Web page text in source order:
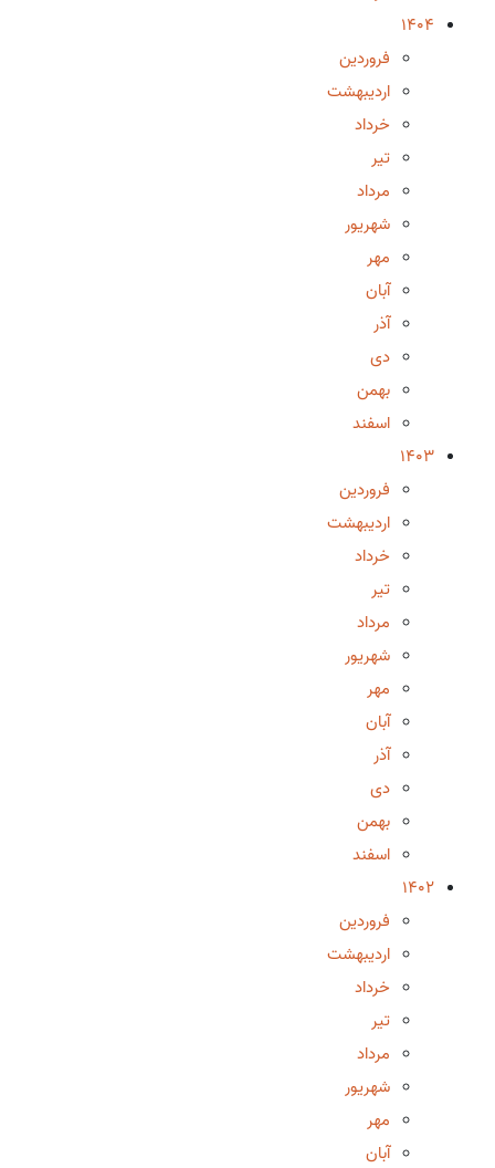
1404
فروردین
اردیبهشت
خرداد
تیر
مرداد
شهریور
مهر
آبان
آذر
دی
بهمن
اسفند
1403
فروردین
اردیبهشت
خرداد
تیر
مرداد
شهریور
مهر
آبان
آذر
دی
بهمن
اسفند
1402
فروردین
اردیبهشت
خرداد
تیر
مرداد
شهریور
مهر
آبان